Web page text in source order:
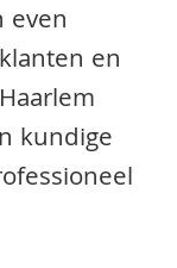
even
en
kundige